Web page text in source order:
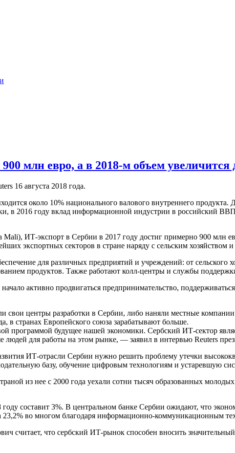
млн евро, а в 2018-м объем увеличится
16 августа 2018 года.
около 10% национального валового внутреннего
в 2016 году вклад информационной индустрии в российский
ИТ-экспорт в Сербии в 2017 году достиг примерно 900 млн
экспортных секторов в стране наряду с сельским хозяйством
для различных предприятий и учреждений: от
продуктов. Также работают колл-центры и службы
активно продвигаться предпринимательство,
центры разработки в Сербии, либо наняли местные
в странах Европейского союза зарабатывают больше.
будущее нашей экономики. Сербский ИТ-сектор
для работы на этом рынке, — заявил в интервью Reuters
ИТ-отрасли Сербии нужно решить проблему утечки
базу, обучение цифровым технологиям и устаревшую
из нее с 2000 года уехали сотни тысяч образованных
составит 3%. В центральном банке Сербии ожидают, что
23,2% во многом благодаря информационно-коммуникационным
что сербский ИТ-рынок способен вносить значительный